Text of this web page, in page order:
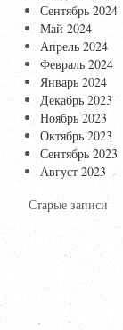
Сентябрь 2024
Май 2024
Апрель 2024
Февраль 2024
Январь 2024
Декабрь 2023
Ноябрь 2023
Октябрь 2023
Сентябрь 2023
Август 2023
Старые записи